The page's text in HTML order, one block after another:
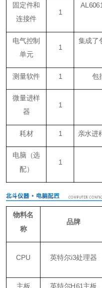
固定件和
连接件
1
电气控制
单元
1
集成了
测量软件 1 包
微量进样
器
1
耗材 1 亲水进
电脑（选
配）
1
物料名
称
品牌
CPU 英特尔i3处理器
主板 英特尔H61主板